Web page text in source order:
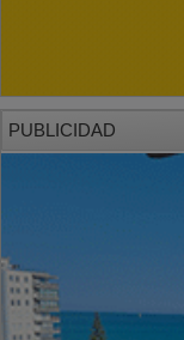
PUBLICIDAD